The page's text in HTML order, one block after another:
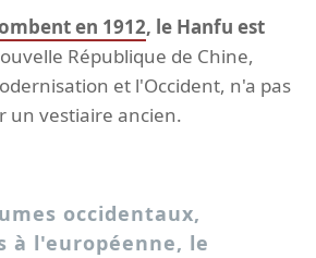
en 1912, le Hanfu est
République de Chine,
et l'Occident, n'a pas
un vestiaire ancien.
occidentaux,
à l'européenne, le